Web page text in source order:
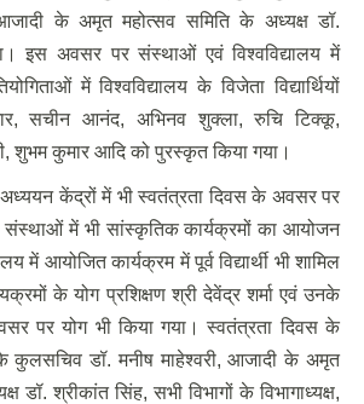
आजादी के अमृत महोत्सव समिति के अध्यक्ष डॉ.
इस अवसर पर संस्थाओं एवं विश्वविद्यालय में
में विश्वविद्यालय के विजेता विद्यार्थियों
सचीन आनंद, अभिनव शुक्ला, रुचि टिक्कू,
शुभम कुमार आदि को पुरस्कृत किया गया।
अध्ययन केंद्रों में भी स्वतंत्रता दिवस के अवसर पर
संस्थाओं में भी सांस्कृतिक कार्यक्रमों का आयोजन
में आयोजित कार्यक्रम में पूर्व विद्यार्थी भी शामिल
के योग प्रशिक्षण श्री देवेंद्र शर्मा एवं उनके
अवसर पर योग भी किया गया। स्वतंत्रता दिवस के
कुलसचिव डॉ. मनीष माहेश्वरी, आजादी के अमृत
डॉ. श्रीकांत सिंह, सभी विभागों के विभागाध्यक्ष,